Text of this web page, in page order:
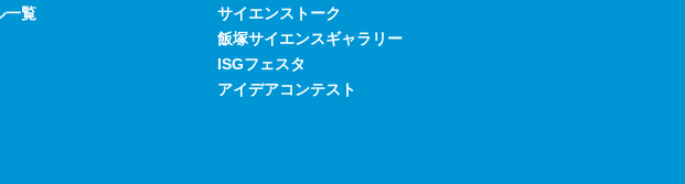
一覧
サイエンストーク
飯塚サイエンスギャラリー
ISGフェスタ
アイデアコンテスト